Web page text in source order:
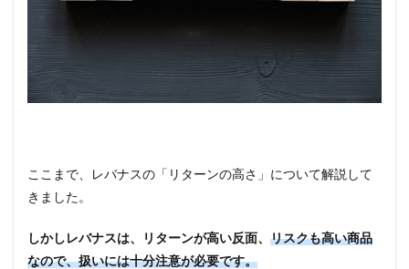
ここまで、レバナスの「リターンの高さ」について解説して
きました。
しかしレバナスは、リターンが高い反面、 リスクも高い商品
なので、扱いには十分注意が必要です。